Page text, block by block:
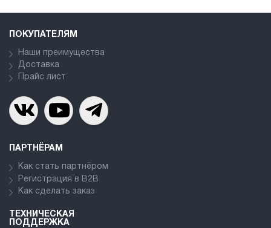
ПОКУПАТЕЛЯМ
Наши преимущества
Доставка
Прайс лист
ПАРТНЁРАМ
Как стать партнёром
Регистрация в В2В
Как сделать заказ
ТЕХНИЧЕСКАЯ
ПОДДЕРЖКА